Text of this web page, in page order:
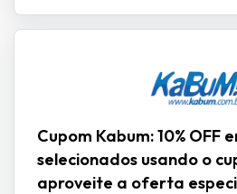
Cupom Kabum: 10% OFF
selecionados usando o
aproveite a oferta